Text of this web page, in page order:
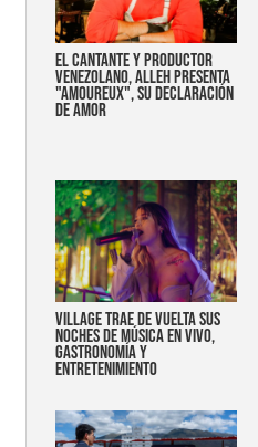
EL CANTANTE Y PRODUCTOR
VENEZOLANO, ALLEH PRESENTA
"AMOUREUX", SU DECLARACIÓN
DE AMOR
Village trae de vuelta sus
noches de música en vivo,
gastronomía y
entretenimiento